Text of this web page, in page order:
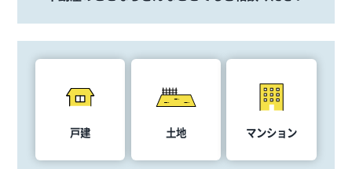
戸建 土地 マンション